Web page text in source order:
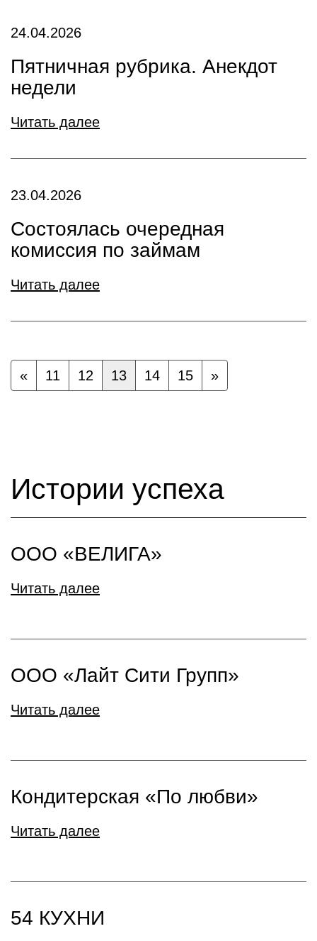
24.04.2026
Пятничная рубрика. Анекдот
недели
Читать далее
23.04.2026
Состоялась очередная
комиссия по займам
Читать далее
« 11 12 13 14 15 »
Истории успеха
ООО «ВЕЛИГА»
Читать далее
ООО «Лайт Сити Групп»
Читать далее
Кондитерская «По любви»
Читать далее
54 КУХНИ